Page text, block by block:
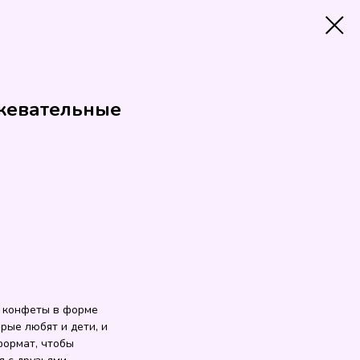
в форме
любят и дети, и
чтобы